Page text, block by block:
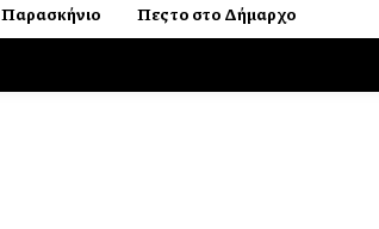
Παρασκήνιο Πες το στο Δήμαρχο